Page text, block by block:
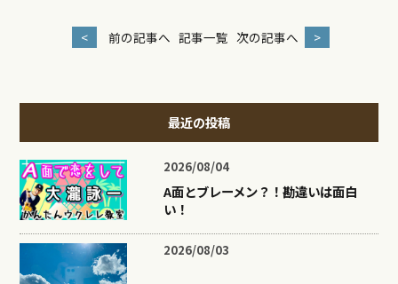
< 前の記事へ 記事一覧 次の記事へ >
最近の投稿
2026/08/04
A面とブレーメン？！勘違いは面白
い！
2026/08/03